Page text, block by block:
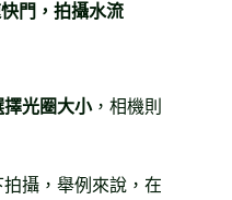
門，拍攝水流
擇光圈大小，相機則
拍攝，舉例來說，在